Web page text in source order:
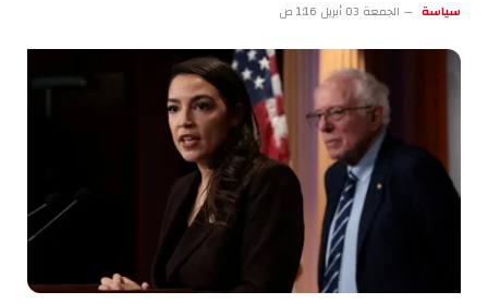
سياسة الجمعة 03 أبريل 1:16 ص